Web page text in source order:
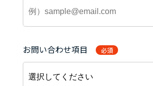
お問い合わせ項目 必須